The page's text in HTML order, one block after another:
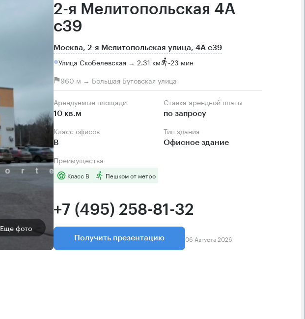
Еще фото
2-я Мелитопольская 4А
с39
Москва, 2-я Мелитопольская улица, 4А с39
Улица Скобелевская → 2.31 км ~23 мин
960 м → Большая Бутовская улица
Арендуемые площади
10 кв.м
Ставка арендной платы
по запросу
Класс офисов
B
Тип здания
Офисное здание
Преимущества
Класс B Пешком от метро
+7 (495) 258-81-32
Получить презентацию 06 Августа 2026